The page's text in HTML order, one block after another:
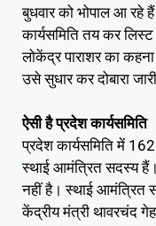
बुधवार को भोपाल आ
कार्यसमिति तय कर
लोकेंद्र पाराशर का
उसे सुधार कर दोबारा
ऐसी है प्रदेश कार्यसमिति
प्रदेश कार्यसमिति में
स्थाई आमंत्रित सदस्य हैं।
नहीं है। स्थाई आमंत्रित
केंद्रीय मंत्री थावरचंद